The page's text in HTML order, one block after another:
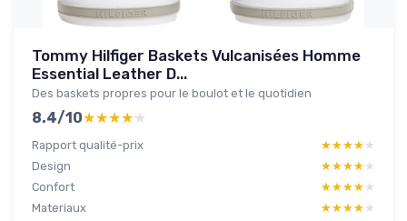
Tommy Hilfiger Baskets Vulcanisées Homme
Essential Leather D...
Des baskets propres pour le boulot et le quotidien
8.4/10★★★★★
★★★★★
Rapport qualité-prix ★★★★★
★★★★★
Design
★★★★★
★★★★★
Confort
★★★★★
★★★★★
Materiaux
★★★★★
★★★★★